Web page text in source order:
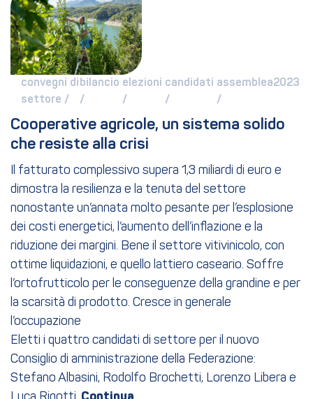
convegni di
settore /
bilancio
/
elezioni
/
candidati
/
assemblea2023
/
Cooperative agricole, un sistema solido
che resiste alla crisi
Il fatturato complessivo supera 1,3 miliardi di euro e
dimostra la resilienza e la tenuta del settore
nonostante un’annata molto pesante per l’esplosione
dei costi energetici, l’aumento dell’inflazione e la
riduzione dei margini. Bene il settore vitivinicolo, con
ottime liquidazioni, e quello lattiero caseario. Soffre
l’ortofrutticolo per le conseguenze della grandine e per
la scarsità di prodotto. Cresce in generale
l’occupazione
Eletti i quattro candidati di settore per il nuovo
Consiglio di amministrazione della Federazione:
Stefano Albasini, Rodolfo Brochetti, Lorenzo Libera e